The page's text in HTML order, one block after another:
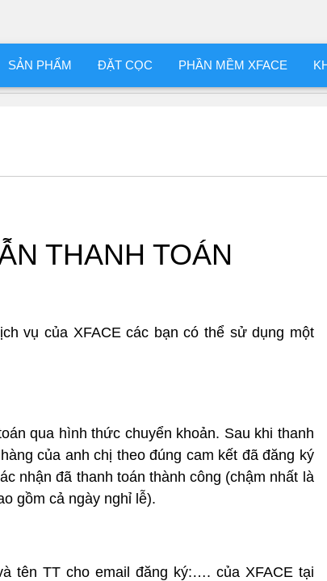
SẢN PHẨM ĐẶT CỌC PHẦN MỀM XFACE
THANH TOÁN
vụ của XFACE các bạn có thể sử dụng một
hình thức chuyển khoản. Sau khi thanh
của anh chị theo đúng cam kết đã đăng ký
nhận đã thanh toán thành công (chậm nhất là
gồm cả ngày nghỉ lễ).
tên TT cho email đăng ký:…. của XFACE tại